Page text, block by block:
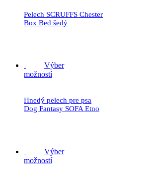
Pelech SCRUFFS Chester
Box Bed šedý
Výber
možností
Hnedý pelech pre psa
Dog Fantasy SOFA Etno
Výber
možností